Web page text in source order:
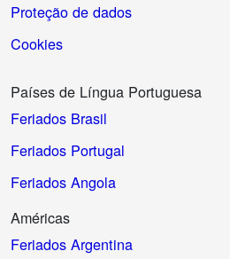
Proteção de dados
Cookies
Países de Língua Portuguesa
Feriados Brasil
Feriados Portugal
Feriados Angola
Américas
Feriados Argentina